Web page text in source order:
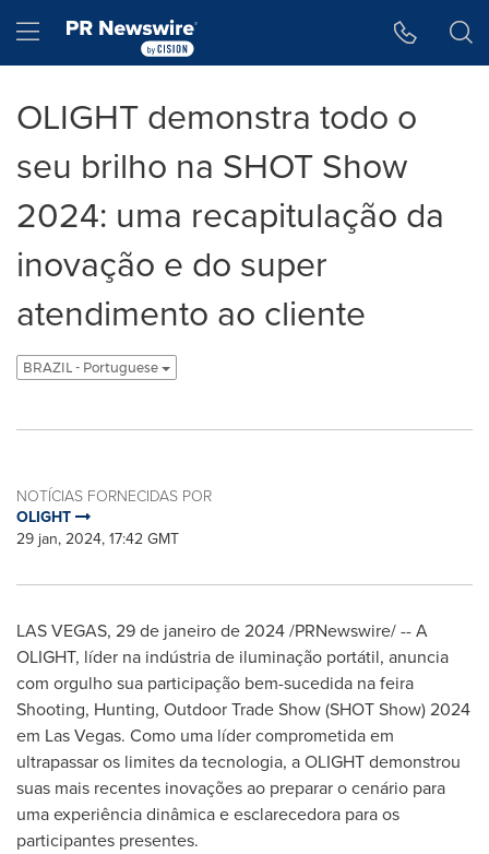
Hamburger menu
OLIGHT demonstra todo o
seu brilho na SHOT Show
2024: uma recapitulação da
inovação e do super
atendimento ao cliente
BRAZIL - Portuguese
NOTÍCIAS FORNECIDAS POR
OLIGHT
29 jan, 2024, 17:42 GMT
LAS VEGAS, 29 de janeiro de 2024/PRNewswire/ -- A
OLIGHT, líder na indústria de iluminação portátil, anuncia
com orgulho sua participação bem-sucedida na feira
Shooting, Hunting, Outdoor Trade Show (SHOT Show) 2024
em Las Vegas. Como uma líder comprometida em
ultrapassar os limites da tecnologia, a OLIGHT demonstrou
suas mais recentes inovações ao preparar o cenário para
uma experiência dinâmica e esclarecedora para os
participantes presentes.